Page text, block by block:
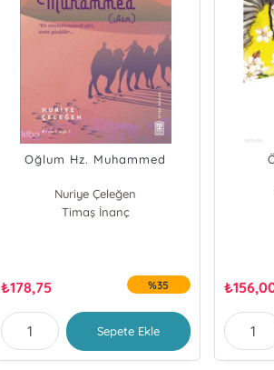
Oğlum Hz. Muhammed
Nuriye Çeleğen
Timaş İnanç
₺178,75 %35
Sepete Ekle
₺